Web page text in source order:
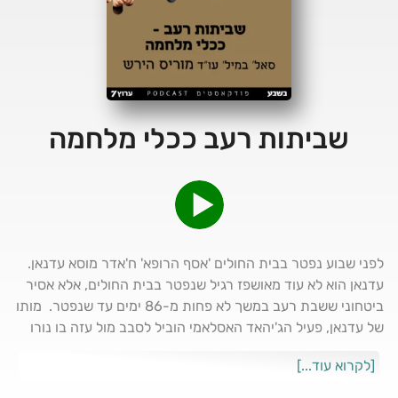
שביתות רעב ככלי מלחמה
לפני שבוע נפטר בבית החולים 'אסף הרופא' ח'אדר מוסא עדנאן.
עדנאן הוא לא עוד מאושפז רגיל שנפטר בבית החולים, אלא אסיר
ביטחוני ששבת רעב במשך לא פחות מ-86 ימים עד שנפטר. מותו
של עדנאן, פעיל הג'יהאד האסלאמי הוביל לסבב מול עזה בו נורו
הצליחה ליירט את כולם, ורק בנס לא היו נפגעים בנפש. הכלי הזה
[לקרוא עוד...]